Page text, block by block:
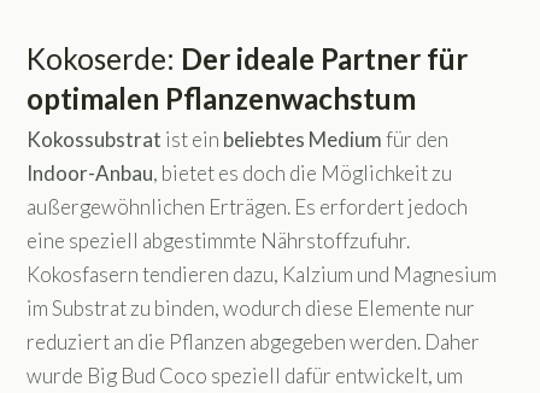
Kokoserde: Der ideale Partner für
optimalen Pflanzenwachstum
Kokossubstrat ist ein beliebtes Mediumfür den
Indoor-Anbau, bietet es doch die Möglichkeit zu
außergewöhnlichen Erträgen. Es erfordert jedoch
eine speziell abgestimmte Nährstoffzufuhr.
Kokosfasern tendieren dazu, Kalzium und Magnesium
im Substrat zu binden, wodurch diese Elemente nur
reduziert an die Pflanzen abgegeben werden. Daher
wurde Big Bud Coco speziell dafür entwickelt, um